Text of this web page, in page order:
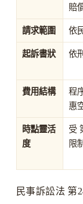
賠
請求範圍 依
起訴書狀 依
費用結構
程
惠
時點靈活
度
受
限制
民事訴訟法 第